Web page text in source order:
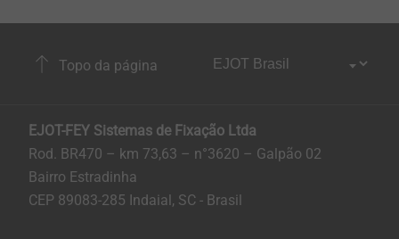
Topo da página
EJOT-FEY Sistemas de Fixação Ltda
Rod. BR470 – km 73,63 – n°3620 – Galpão 02
Bairro Estradinha
CEP 89083-285 Indaial, SC - Brasil